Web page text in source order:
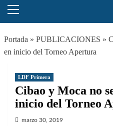
principal
Portada » PUBLICACIONES »
en inicio del Torneo Apertura
LDF Primera
Cibao y Moca no
inicio del Torneo
marzo 30, 2019